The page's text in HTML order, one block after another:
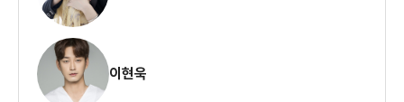
이현욱